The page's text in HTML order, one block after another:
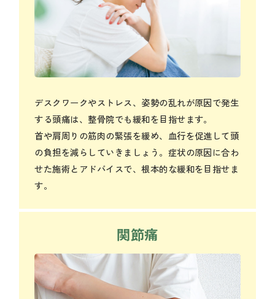
デスクワークやストレス、姿勢の乱れが原因で発生
する頭痛は、整骨院でも緩和を目指せます。
首や肩周りの筋肉の緊張を緩め、血行を促進して頭
の負担を減らしていきましょう。症状の原因に合わ
せた施術とアドバイスで、根本的な緩和を目指せま
す。
関節痛